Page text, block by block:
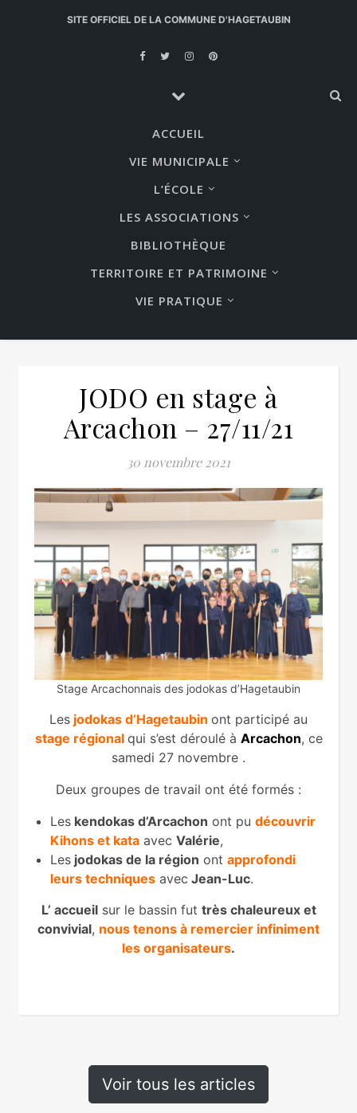
SITE OFFICIEL DE LA COMMUNE D'HAGETAUBIN
ACCUEIL
VIE MUNICIPALE
L’ÉCOLE
LES ASSOCIATIONS
BIBLIOTHÈQUE
TERRITOIRE ET PATRIMOINE
VIE PRATIQUE
JODO en stage à
Arcachon – 27/11/21
30 novembre 2021
Stage Arcachonnais des jodokas d’Hagetaubin
Les jodokas d’Hagetaubin ont participé au
stage régional qui s’est déroulé à Arcachon, ce
samedi 27 novembre .
Deux groupes de travail ont été formés :
Les kendokas d’Arcachon ont pu découvrir
Kihons et kata avec Valérie,
Les jodokas de la région ont approfondi
leurs techniques avec Jean-Luc.
L’ accueilsur le bassin fut très chaleureux et
convivial, nous tenons à remercier infiniment
les organisateurs.
Voir tous les articles